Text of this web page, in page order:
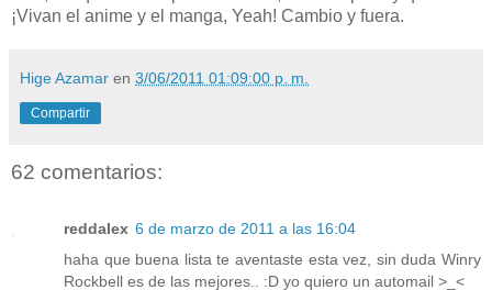
¡Vivan el anime y el manga, Yeah! Cambio y fuera.
Hige Azamar en 3/06/2011 01:09:00 p. m.
Compartir
62 comentarios:
reddalex 6 de marzo de 2011 a las 16:04
haha que buena lista te aventaste esta vez, sin duda Winry
Rockbell es de las mejores.. :D yo quiero un automail >_<